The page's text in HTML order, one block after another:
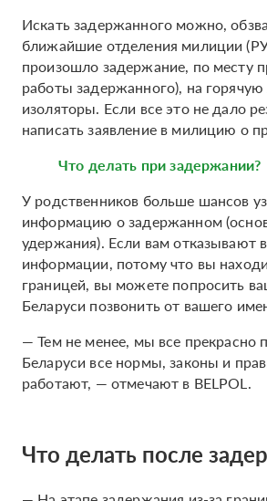
Искать задержанного можно,
ближайшие отделения милиции
произошло задержание, по месту
работы задержанного), на
изоляторы. Если все это не дало
написать заявление в милицию о
Что делать при задержании?
У родственников больше шансов
информацию о задержанном
удержания). Если вам отказывают
информации, потому что вы
границей, вы можете попросить
Беларуси позвонить от вашего
— Тем не менее, мы все прекрасно
Беларуси все нормы, законы и
работают, — отмечают в BELPOL.
Что делать после